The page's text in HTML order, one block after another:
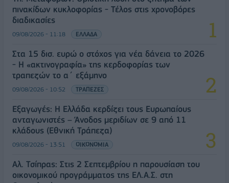
πινακίδων κυκλοφορίας - Τέλος στις χρονοβόρες
διαδικασίες
09/08/2026 - 11:18 ΕΛΛΑΔΑ
Στα 15 δισ. ευρώ ο στόχος για νέα δάνεια το 2026
- Η «ακτινογραφία» της κερδοφορίας των
τραπεζών το α΄ εξάμηνο
09/08/2026 - 10:52 ΤΡΑΠΕΖΕΣ
Εξαγωγές: Η Ελλάδα κερδίζει τους Ευρωπαίους
ανταγωνιστές – Άνοδος μεριδίων σε 9 από 11
κλάδους (Εθνική Τράπεζα)
09/08/2026 - 13:51 ΟΙΚΟΝΟΜΙΑ
Αλ. Τσίπρας: Στις 2 Σεπτεμβρίου η παρουσίαση του
οικονομικού προγράμματος της ΕΛ.Α.Σ. στη